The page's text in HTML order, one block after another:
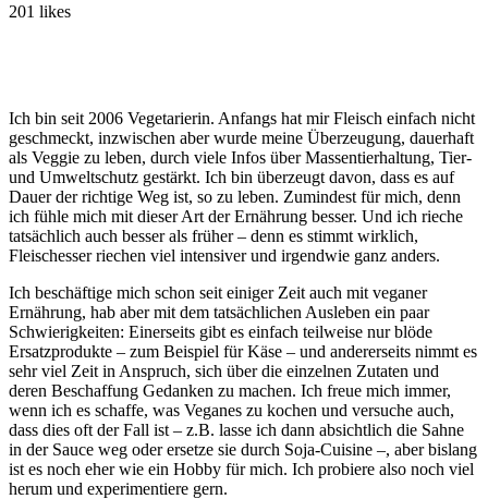
201 likes
Ich bin seit 2006 Vegetarierin. Anfangs hat mir Fleisch einfach nicht
geschmeckt, inzwischen aber wurde meine Überzeugung, dauerhaft
als Veggie zu leben, durch viele Infos über Massentierhaltung, Tier-
und Umweltschutz gestärkt. Ich bin überzeugt davon, dass es auf
Dauer der richtige Weg ist, so zu leben. Zumindest für mich, denn
ich fühle mich mit dieser Art der Ernährung besser. Und ich rieche
tatsächlich auch besser als früher – denn es stimmt wirklich,
Fleischesser riechen viel intensiver und irgendwie ganz anders.
Ich beschäftige mich schon seit einiger Zeit auch mit veganer
Ernährung, hab aber mit dem tatsächlichen Ausleben ein paar
Schwierigkeiten: Einerseits gibt es einfach teilweise nur blöde
Ersatzprodukte – zum Beispiel für Käse – und andererseits nimmt es
sehr viel Zeit in Anspruch, sich über die einzelnen Zutaten und
deren Beschaffung Gedanken zu machen. Ich freue mich immer,
wenn ich es schaffe, was Veganes zu kochen und versuche auch,
dass dies oft der Fall ist – z.B. lasse ich dann absichtlich die Sahne
in der Sauce weg oder ersetze sie durch Soja-Cuisine –, aber bislang
ist es noch eher wie ein Hobby für mich. Ich probiere also noch viel
herum und experimentiere gern.